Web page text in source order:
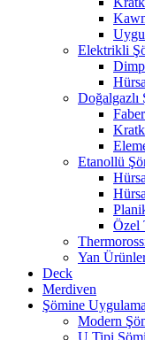
Elektrikli
Doğalgazlı
Etanollü
Özel
Yan
Deck
Merdiven
Şömine
Modern
U Tipi